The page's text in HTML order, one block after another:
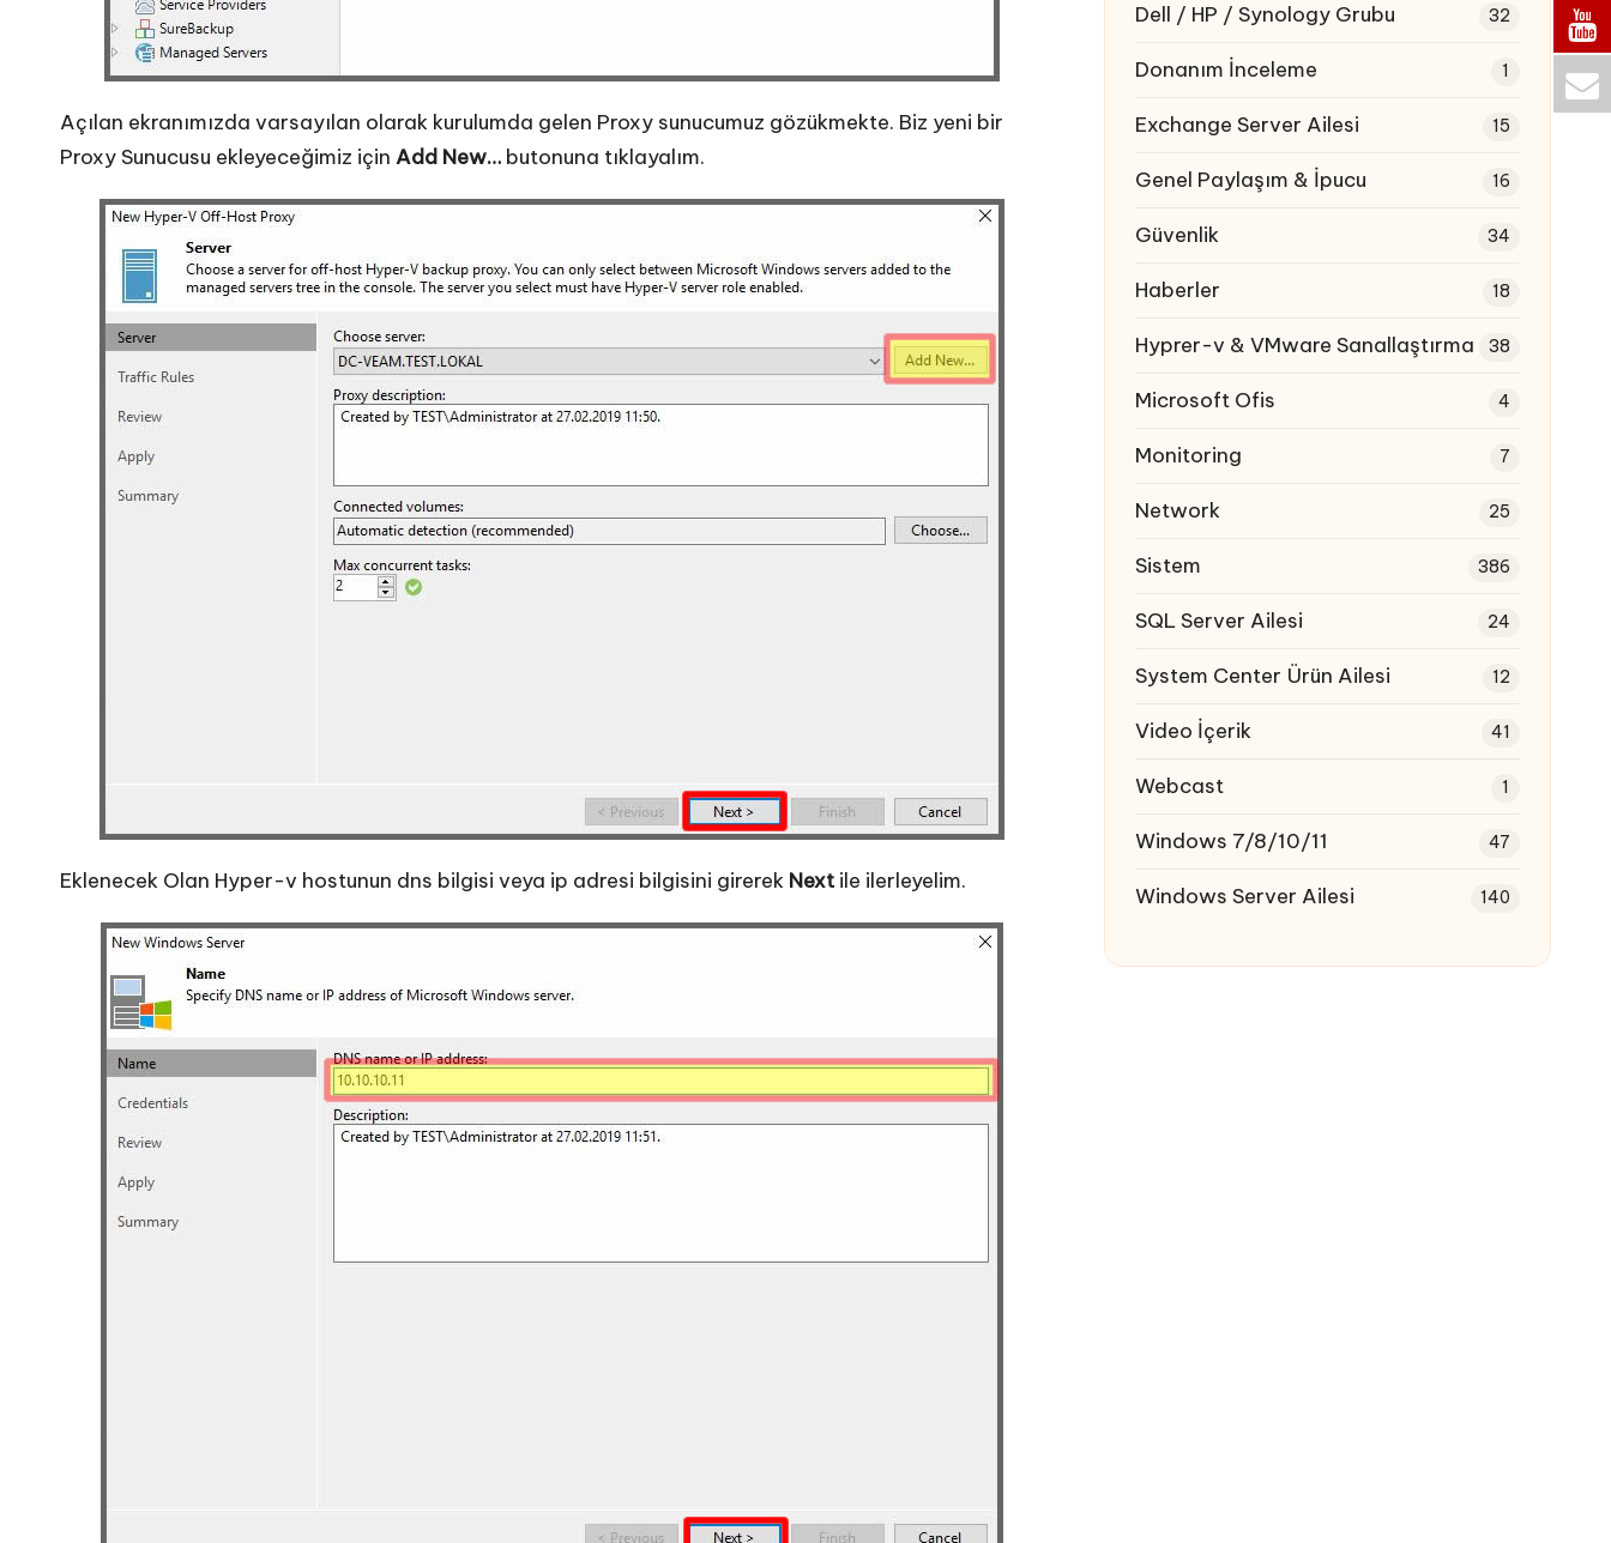
Açılan ekranımızda varsayılan olarak kurulumda gelen Proxy sunucumuz gözükmekte. Biz yeni bir
Proxy Sunucusu ekleyeceğimiz için Add New… butonuna tıklayalım.
Eklenecek Olan Hyper-v hostunun dns bilgisi veya ip adresi bilgisini girerek Next ile ilerleyelim.
Dell / HP / Synology Grubu 32
Donanım İnceleme 1
Exchange Server Ailesi 15
Genel Paylaşım & İpucu 16
Güvenlik 34
Haberler 18
Hyprer-v & VMware Sanallaştırma 38
Microsoft Ofis 4
Monitoring 7
Network 25
Sistem 386
SQL Server Ailesi 24
System Center Ürün Ailesi 12
Video İçerik 41
Webcast 1
Windows 7/8/10/11 47
Windows Server Ailesi 140